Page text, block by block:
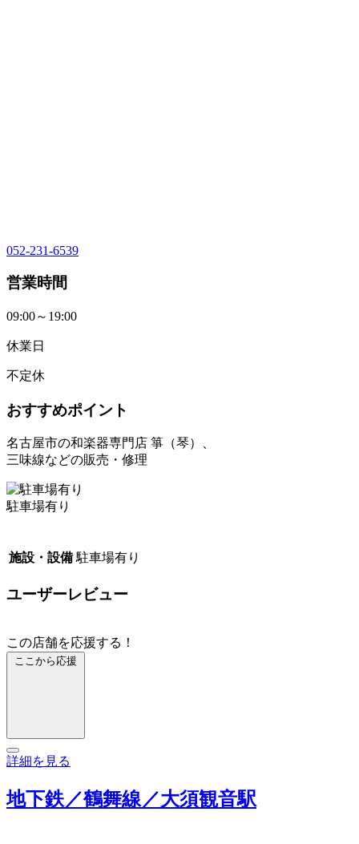
052-231-6539
営業時間
09:00～19:00
休業日
不定休
おすすめポイント
名古屋市の和楽器専門店 箏（琴）、
三味線などの販売・修理
駐車場有り
施設・設備 駐車場有り
ユーザーレビュー
この店舗を応援する！
ここから応援
詳細を見る
地下鉄／鶴舞線／大須観音駅